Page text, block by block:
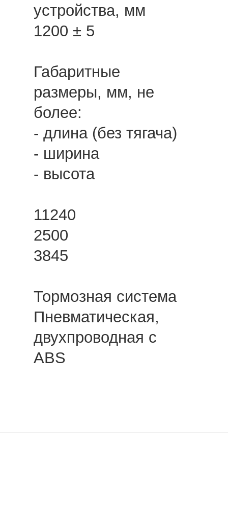
устройства, мм
1200 ± 5
Габаритные
размеры, мм, не
более:
- длина (без тягача)
- ширина
- высота
11240
2500
3845
Тормозная система
Пневматическая,
двухпроводная с
АВS